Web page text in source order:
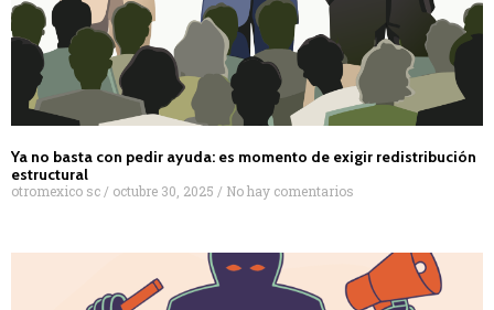
Ya no basta con pedir ayuda: es momento de exigir redistribución
estructural
otromexico sc octubre 30, 2025 No hay comentarios